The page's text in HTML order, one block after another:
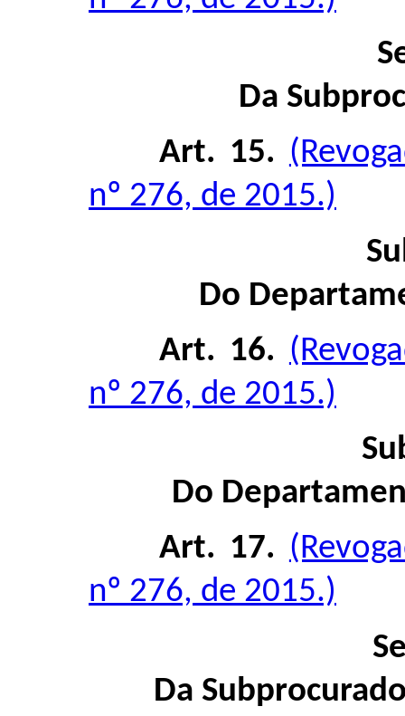
Da
Art. 15.
nº 276, de 2015.)
Do
Art. 16.
nº 276, de 2015.)
Do
Art. 17.
nº 276, de 2015.)
Da